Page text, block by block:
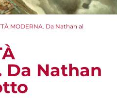
MODERNA. Da Nathan al
Da Nathan